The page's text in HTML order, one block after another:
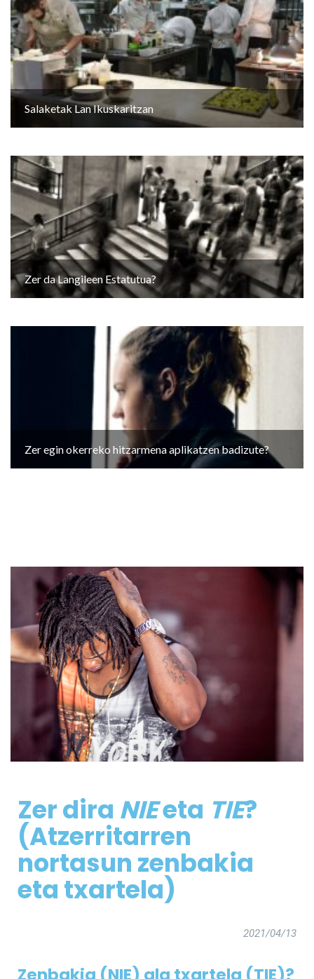
Salaketak Lan Ikuskaritzan
Zer da Langileen Estatutua?
Zer egin okerreko hitzarmena aplikatzen badizute?
Zer dira NIEeta TIE?
(Atzerritarren
nortasun zenbakia
eta txartela)
2021/04/13